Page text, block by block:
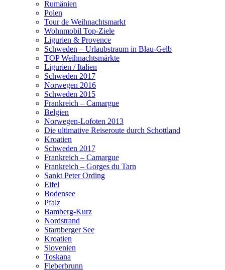
Rumänien
Polen
Tour de Weihnachtsmarkt
Wohnmobil Top-Ziele
Ligurien & Provence
Schweden – Urlaubstraum in Blau-Gelb
TOP Weihnachtsmärkte
Ligurien / Italien
Schweden 2017
Norwegen 2016
Schweden 2015
Frankreich – Camargue
Belgien
Norwegen-Lofoten 2013
Die ultimative Reiseroute durch Schottland
Kroatien
Schweden 2017
Frankreich – Camargue
Frankreich – Gorges du Tarn
Sankt Peter Ording
Eifel
Bodensee
Pfalz
Bamberg-Kurz
Nordstrand
Starnberger See
Kroatien
Slovenien
Toskana
Fieberbrunn